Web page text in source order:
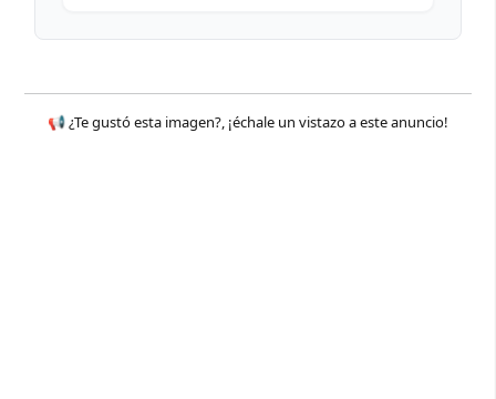
📢 ¿Te gustó esta imagen?, ¡échale un vistazo a este anuncio!